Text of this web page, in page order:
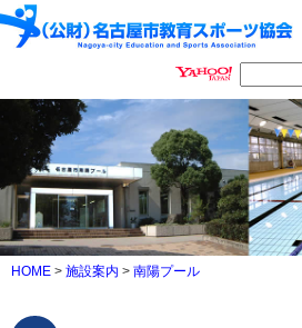
HOME > 施設案内 > 南陽プール